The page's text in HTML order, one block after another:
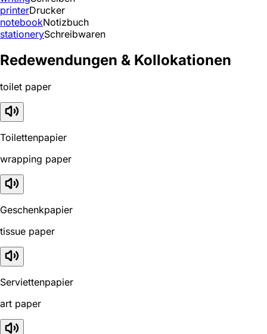
printerDrucker
notebookNotizbuch
stationerySchreibwaren
Redewendungen & Kollokationen
toilet paper
Toilettenpapier
wrapping paper
Geschenkpapier
tissue paper
Serviettenpapier
art paper